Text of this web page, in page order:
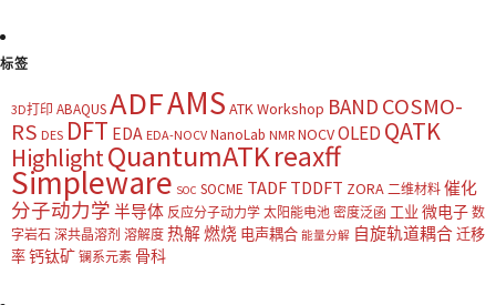
标签
3D打印 ABAQUSADFAMS ATK Workshop BAND COSMO-
RS DES DFT EDA EDA-NOCV NanoLab NMR NOCVOLED QATK
HighlightQuantumATKreaxff
Simpleware SOC SOCME TADF TDDFT ZORA 二维材料 催化
分子动力学 半导体 反应分子动力学 太阳能电池 密度泛函 工业 微电子 数
字岩石 深共晶溶剂 溶解度 热解燃烧 电声耦合 能量分解 自旋轨道耦合迁移
率钙钛矿 镧系元素 骨科